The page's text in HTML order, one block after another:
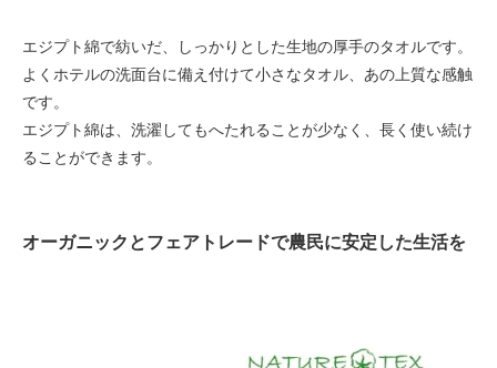
エジプト綿で紡いだ、しっかりとした生地の厚手のタオルです。
よくホテルの洗面台に備え付けて小さなタオル、あの上質な感触
です。
エジプト綿は、洗濯してもへたれることが少なく、長く使い続け
ることができます。
オーガニックとフェアトレードで農民に安定した生活を